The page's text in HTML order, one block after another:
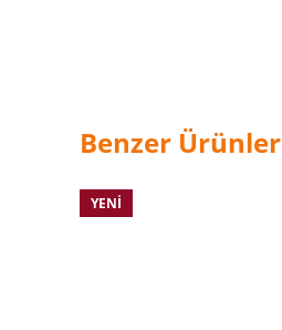
Benzer Ürünler
YENI